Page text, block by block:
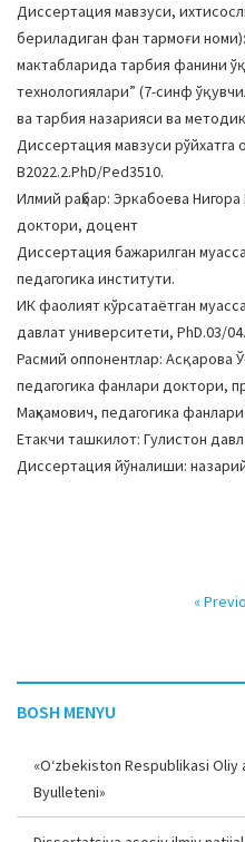
Диссертация мавзуси,
бериладиган фан тармоғи
мактабларида тарбия фанини
технологиялари” (7-синф
ва тарбия назарияси ва
Диссертация мавзуси рўйхатга
В2022.2.PhD/Ped3510.
Илмий раҳбар: Эркабоева
доктори, доцент
Диссертация бажарилган
педагогика институти.
ИК фаолият кўрсатаётган
давлат университети, PhD.03/
Расмий оппонентлар: Асқарова
педагогика фанлари доктори,
Маҳкамович, педагогика
Етакчи ташкилот: Гулистон
Диссертация йўналиши:
«
BOSH MENYU
«O‘zbekiston Respublikasi
Byulleteni»